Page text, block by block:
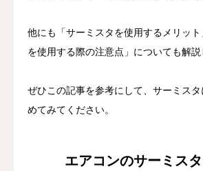
他にも「サーミスタを使用するメリッ
を使用する際の注意点」についても解説
ぜひこの記事を参考にして、サーミス
めてみてください。
エアコンのサーミス